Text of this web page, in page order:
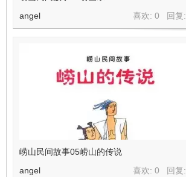
喜欢: 0 回复:
angel
崂山民间故事05崂山的传说
喜欢: 0 回复:
angel